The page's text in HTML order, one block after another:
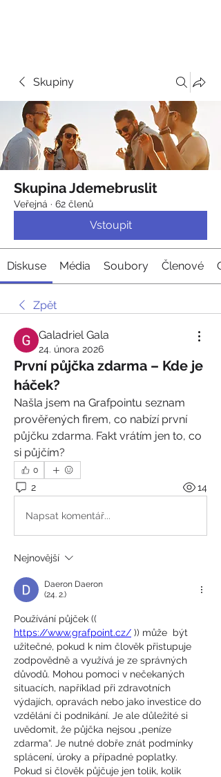
Skupiny
Skupina Jdemebruslit
Veřejná · 62 členů
Vstoupit
Diskuse Média Soubory Členové
Zpět
Galadriel Gala
24. února 2026
První půjčka zdarma – Kde je
háček?
Našla jsem na Grafpointu seznam
prověřených firem, co nabízí první
půjčku zdarma. Fakt vrátím jen to, co
si půjčím?
0
2 14
Napsat komentář...
Nejnovější
Daeron Daeron
(24. 2.)
https://www.grafpoint.cz/ )) může  být
užitečné, pokud k nim člověk přistupuje
zodpovědně a využívá je ze správných
důvodů. Mohou pomoci v nečekaných
situacích, například při zdravotních
výdajích, opravách nebo jako investice do
vzdělání či podnikání. Je ale důležité si
uvědomit, že půjčka nejsou „peníze
zdarma“. Je nutné dobře znát podmínky
splácení, úroky a případné poplatky.
Pokud si člověk půjčuje jen tolik, kolik